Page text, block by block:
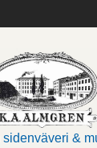
sidenväveri &